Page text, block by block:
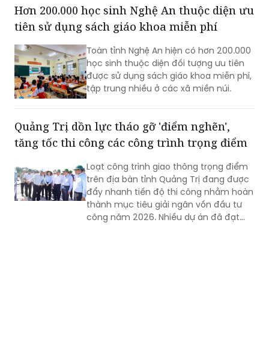
Hơn 200.000 học sinh Nghệ An thuộc diện ưu
tiên sử dụng sách giáo khoa miễn phí
Toàn tỉnh Nghệ An hiện có hơn 200.000
học sinh thuộc diện đối tượng ưu tiên
được sử dụng sách giáo khoa miễn phí,
tập trung nhiều ở các xã miền núi.
Quảng Trị dồn lực tháo gỡ 'điểm nghẽn',
tăng tốc thi công các công trình trọng điểm
Loạt công trình giao thông trọng điểm
trên địa bàn tỉnh Quảng Trị đang được
đẩy nhanh tiến độ thi công nhằm hoàn
thành mục tiêu giải ngân vốn đầu tư
công năm 2026. Nhiều dự án đã đạt